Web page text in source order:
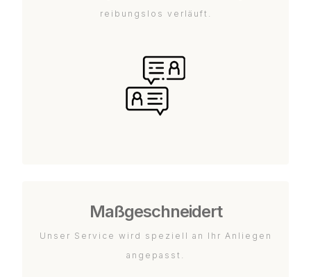
reibungslos verläuft.
Maßgeschneidert
Unser Service wird speziell an Ihr Anliegen
angepasst.